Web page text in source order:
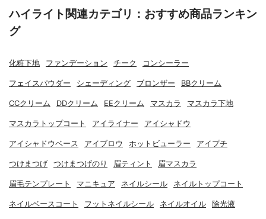
ハイライト関連カテゴリ：おすすめ商品ランキン
グ
化粧下地 ファンデーション チーク コンシーラー
フェイスパウダー シェーディング ブロンザー BBクリーム
CCクリーム DDクリーム EEクリーム マスカラ マスカラ下地
マスカラトップコート アイライナー アイシャドウ
アイシャドウベース アイブロウ ホットビューラー アイプチ
つけまつげ つけまつげのり 眉ティント 眉マスカラ
眉毛テンプレート マニキュア ネイルシール ネイルトップコート
ネイルベースコート フットネイルシール ネイルオイル 除光液